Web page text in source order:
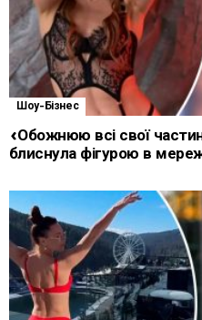
Шоу-Бізнес
«Обожнюю всі свої
блиснула фігурою в